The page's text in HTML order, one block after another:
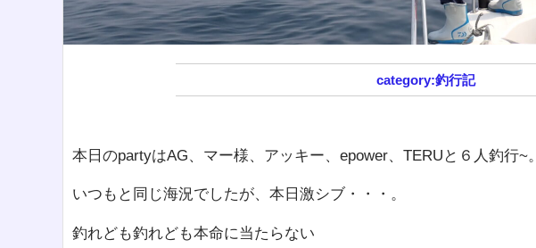
釣行記
本日のpartyはAG、マー様、アッキー、epower、TERUと６人釣行~。
いつもと同じ海況でしたが、本日激シブ・・・。
釣れども釣れども本命に当たらない